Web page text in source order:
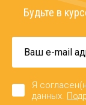
Будьте в
Я
данных.